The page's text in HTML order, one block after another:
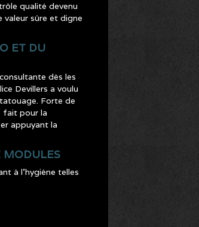
qualité devenu
valeur sûre et digne
ET DU
dès les
Devillers a voulu
Forte de
fait pour la
appuyant la
MODULES
à l’hygiène telles